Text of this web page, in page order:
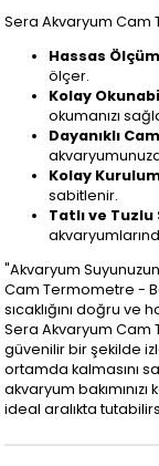
Sera Akvaryum Cam
Hassas
ölçer.
Kolay
okumanızı
Dayanıklı
Kolay
sabitlenir.
Tatlı ve Tuzlu
"Akvaryum
Cam Termometre -
sıcaklığını doğru
Sera Akvaryum Cam
güvenilir bir şekilde
ortamda kalmasını
akvaryum
ideal aralıkta